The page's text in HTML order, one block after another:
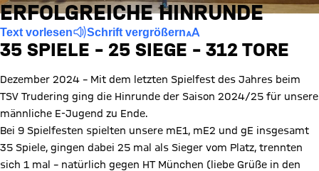
ERFOLGREICHE HINRUNDE
Text vorlesen Schrift vergrößern
35 SPIELE – 25 SIEGE – 312 TORE
Dezember 2024 – Mit dem letzten Spielfest des Jahres beim
TSV Trudering ging die Hinrunde der Saison 2024/25 für unsere
männliche E-Jugend zu Ende.
Bei 9 Spielfesten spielten unsere mE1, mE2 und gE insgesamt
35 Spiele, gingen dabei 25 mal als Sieger vom Platz, trennten
sich 1 mal – natürlich gegen HT München (liebe Grüße in den